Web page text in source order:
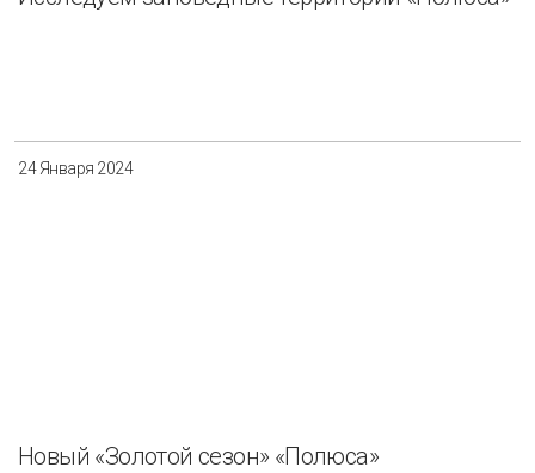
24 Января 2024
Новый «Золотой сезон» «Полюса»